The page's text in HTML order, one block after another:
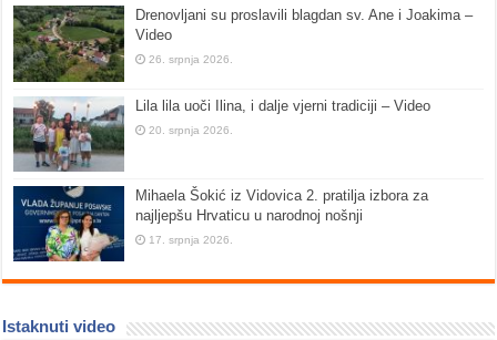
Drenovljani su proslavili blagdan sv. Ane i Joakima –
Video
26. srpnja 2026.
Lila lila uoči Ilina, i dalje vjerni tradiciji – Video
20. srpnja 2026.
Mihaela Šokić iz Vidovica 2. pratilja izbora za
najljepšu Hrvaticu u narodnoj nošnji
17. srpnja 2026.
Istaknuti video